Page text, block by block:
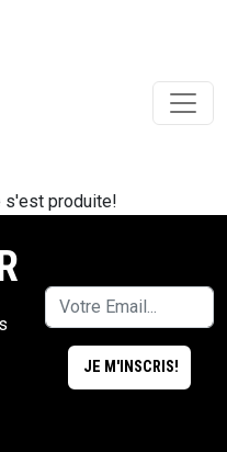
s'est produite!